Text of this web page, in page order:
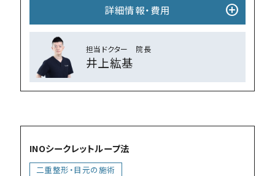
詳細情報・費⽤ add_circle
担当ドクター 院⻑
井上紘基
INOシークレットループ法
⼆重整形・目元の施術